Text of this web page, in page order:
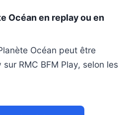
Océan en replay ou en
Océan peut être
RMC BFM Play, selon les